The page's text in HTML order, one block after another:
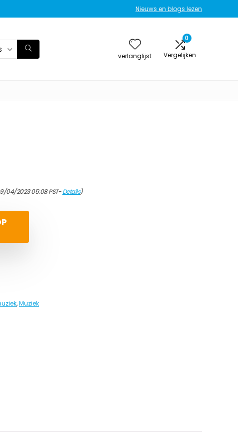
Nieuws en blogs lezen
verlanglijst
0
Vergelijken
04/2023 05:08 PST-Details)
,Muziek